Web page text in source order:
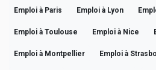
Emploi à Paris Emploi à Lyon
Emploi à Toulouse Emploi à Nice
Emploi à Montpellier Emploi à